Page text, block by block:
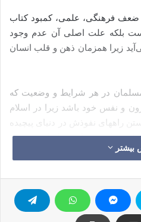
ضعف فرهنگی، علمی، کمبود کتاب
بلکه علت اصلی آن عدم وجود
زیرا همزمان ذهن و قلب انسان
در هر شرایط و وضعیت که
و نفس خود باشد زیرا در اسلام
راههای نفوذش در دنیای پیچیده
است برای جهاد اصغر یعنی
ساده‌تر از جهاد دنیای درون
بیگانه شدن از قرآن بود.واکنون نیز
و رستگاری مسلمانان و رهایی از
بیشتر